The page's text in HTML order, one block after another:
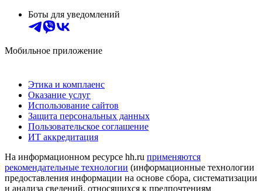
Боты для уведомлений
Мобильное приложение
Этика и комплаенс
Оказание услуг
Использование сайтов
Защита персональных данных
Пользовательское соглашение
ИТ аккредитация
На информационном ресурсе hh.ru применяются
рекомендательные технологии (информационные технологии
предоставления информации на основе сбора, систематизации
и анализа сведений, относящихся к предпочтениям